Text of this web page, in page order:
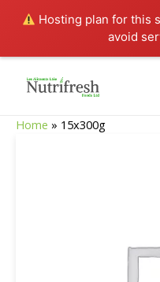
Hosting plan for this
avoid
Home » 15x300g